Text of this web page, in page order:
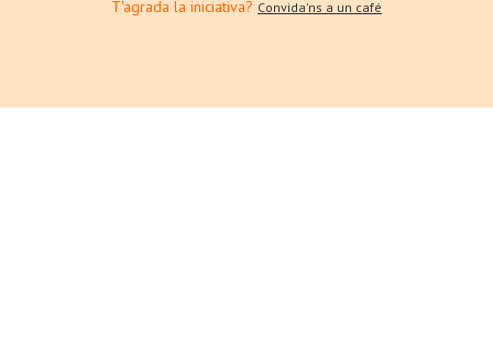
T'agrada la iniciativa? Convida'ns a un café